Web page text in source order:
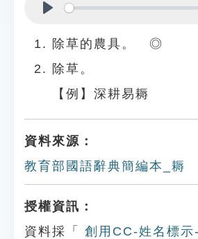
除草的農具。 ◎
除草。
【例】深耕易耨
資料來源：
教育部國語辭典簡編本_耨
授權資訊：
資料採「
創用CC-姓名標